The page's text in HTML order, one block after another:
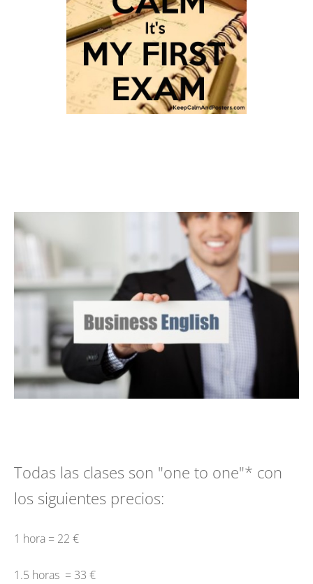
Todas las clases son "one to one"* con
los siguientes precios:
1 hora = 22 €
1.5 horas = 33 €